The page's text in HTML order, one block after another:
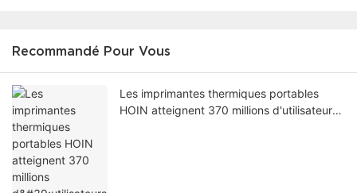
Recommandé Pour Vous
Les imprimantes thermiques portables
HOIN atteignent 370 millions d'utilisateurs